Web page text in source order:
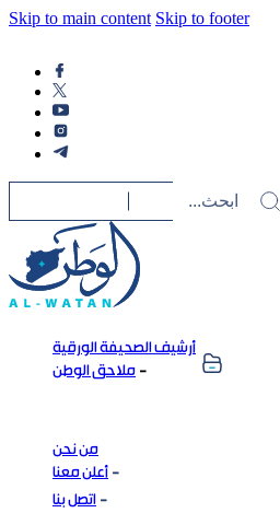
Skip to main content Skip to footer
أرشيف الصحيفة الورقية
ملاحق الوطن
من نحن
أعلن معنا
اتصل بنا